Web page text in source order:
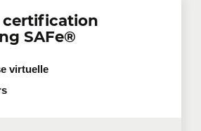
certification
SAFe®
virtuelle